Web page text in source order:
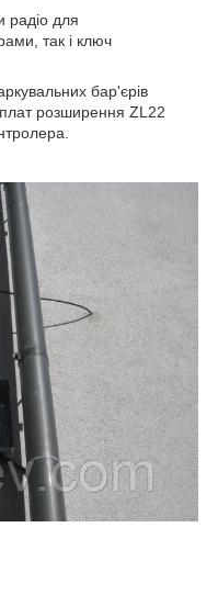
радіо для
так і ключ
бар'єрів
розширення ZL22